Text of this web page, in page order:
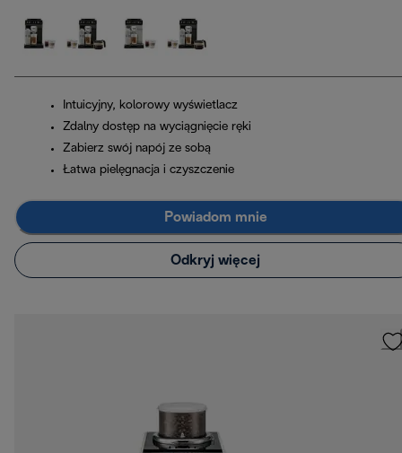
Intuicyjny, kolorowy wyświetlacz
Zdalny dostęp na wyciągnięcie ręki
Zabierz swój napój ze sobą
Łatwa pielęgnacja i czyszczenie
Powiadom mnie
Odkryj więcej